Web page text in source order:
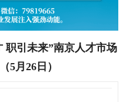
职引未来”南京人才市场
5月26日）